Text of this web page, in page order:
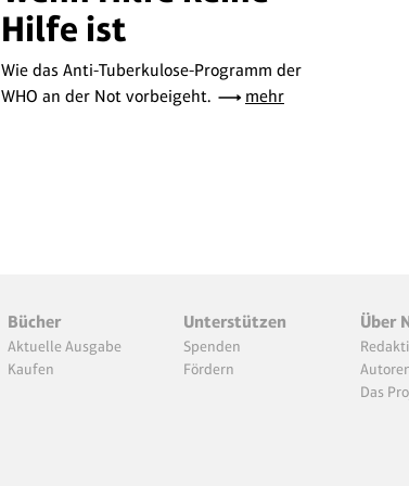
Hilfe ist
Wie das Anti-Tuberkulose-Programm der
WHO an der Not vorbeigeht.
mehr
Bücher
Aktuelle Ausgabe
Kaufen
Unterstützen
Spenden
Fördern
Über
Das